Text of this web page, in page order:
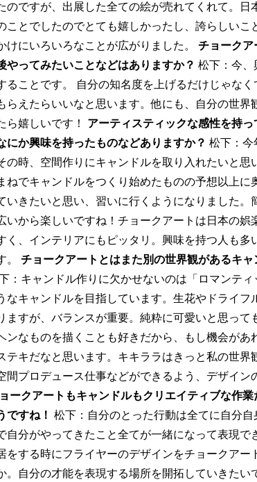
のですが、出展した全ての絵が売れてくれて。日
ことでしたのでとても嬉しかったし、誇らしいこ
にいろいろなことが広がりました。 チョークア
ってみたいことなどはありますか？ 松下：今、
ことです。 自分の知名度を上げるだけじゃなく
えたらいいなと思います。他にも、自分の世界
ら嬉しいです！ アーティスティックな感性を持
か興味を持ったものなどありますか？ 松下：今
の時、空間作りにキャンドルを取り入れたいと思
ねでキャンドルをつくり始めたものの予想以上
いきたいと思い、習いに行くようになりました。
いから楽しいですね！チョークアートは日本の娯
く、インテリアにもピッタリ。興味を持つ人も多
。 チョークアートとはまた別の世界観があるキ
：キャンドル作りに欠かせないのは「ロマンティ
なキャンドルを目指しています。生花やドライフ
ますが、バランスが重要。純粋に可愛いと思って
ンなものを描くことも好きだから、もし機会があ
テキだなと思います。キキララはきっと私の世界
間プロデュース仕事などができるよう、デザイン
ークアートもキャンドルもクリエイティブな作
ですね！ 松下：自分のとった行動は全てに自分自
自分がやってきたこと全てが一緒になって表現で
をする時にフライヤーのデザインをチョークアー
。自分の才能を表現する場所を開拓していきたい